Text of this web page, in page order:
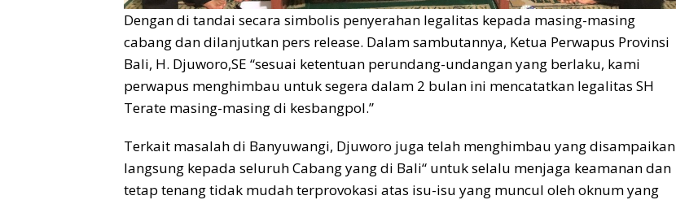
Dengan di tandai secara simbolis penyerahan legalitas kepada masing-masing
cabang dan dilanjutkan pers release. Dalam sambutannya, Ketua Perwapus Provinsi
Bali, H. Djuworo,SE “sesuai ketentuan perundang-undangan yang berlaku, kami
perwapus menghimbau untuk segera dalam 2 bulan ini mencatatkan legalitas SH
Terate masing-masing di kesbangpol.”
Terkait masalah di Banyuwangi, Djuworo juga telah menghimbau yang disampaikan
langsung kepada seluruh Cabang yang di Bali“ untuk selalu menjaga keamanan dan
tetap tenang tidak mudah terprovokasi atas isu-isu yang muncul oleh oknum yang